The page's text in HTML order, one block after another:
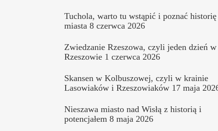
Tuchola, warto tu wstąpić i poznać historię
miasta 8 czerwca 2026
Zwiedzanie Rzeszowa, czyli jeden dzień w
Rzeszowie 1 czerwca 2026
Skansen w Kolbuszowej, czyli w krainie
Lasowiaków i Rzeszowiaków 17 maja
Nieszawa miasto nad Wisłą z historią i
potencjałem 8 maja 2026